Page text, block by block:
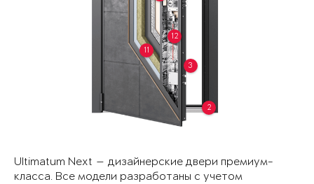
2
3
11
12
Ultimatum Next — дизайнерские двери премиум-
класса. Все модели разработаны с учетом